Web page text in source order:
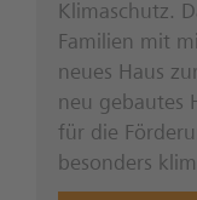
Klimaschutz.
Familien mit
neues Haus
neu gebautes
für die
besonders